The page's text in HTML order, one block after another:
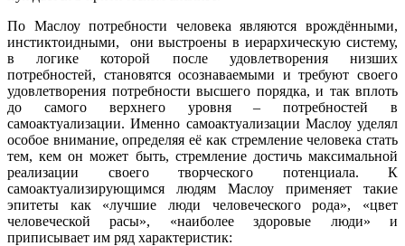
По Маслоу потребности человека являются врождёнными,
инстиктоидными, они выстроены в иерархическую систему,
в логике которой после удовлетворения низших
потребностей, становятся осознаваемыми и требуют своего
удовлетворения потребности высшего порядка, и так вплоть
до самого верхнего уровня – потребностей в
самоактуализации. Именно самоактуализации Маслоу уделял
особое внимание, определяя её как стремление человека стать
тем, кем он может быть, стремление достичь максимальной
реализации своего творческого потенциала. К
самоактуализирующимся людям Маслоу применяет такие
эпитеты как «лучшие люди человеческого рода», «цвет
человеческой расы», «наиболее здоровые люди» и
приписывает им ряд характеристик: